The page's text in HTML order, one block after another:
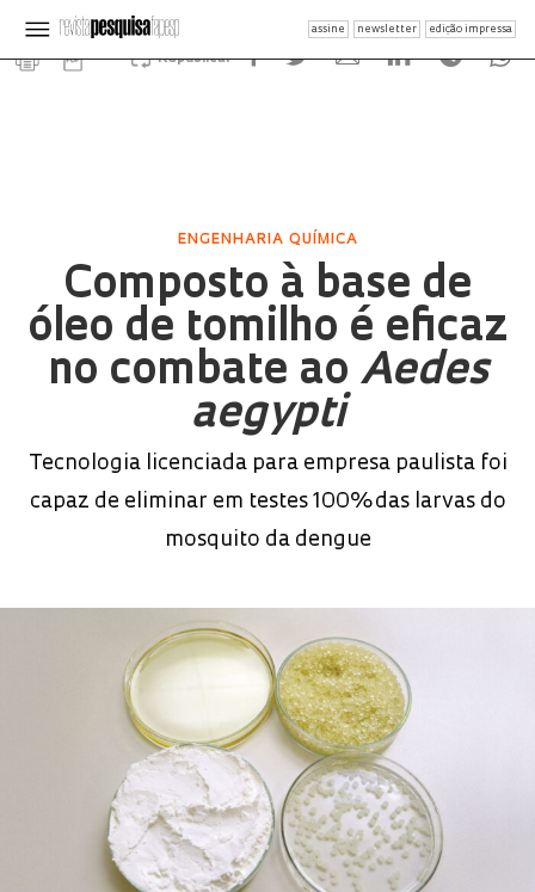
assine newsletter edição impressa
Republicar
ENGENHARIA QUÍMICA
Composto à base de
óleo de tomilho é eficaz
no combate ao Aedes
aegypti
Tecnologia licenciada para empresa paulista foi
capaz de eliminar em testes 100% das larvas do
mosquito da dengue